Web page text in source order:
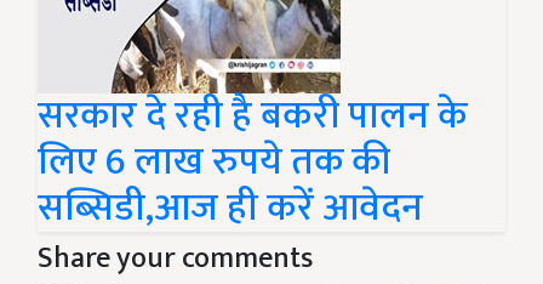
सरकार दे रही है बकरी पालन के
लिए 6 लाख रुपये तक की
सब्सिडी,आज ही करें आवेदन
Share your comments